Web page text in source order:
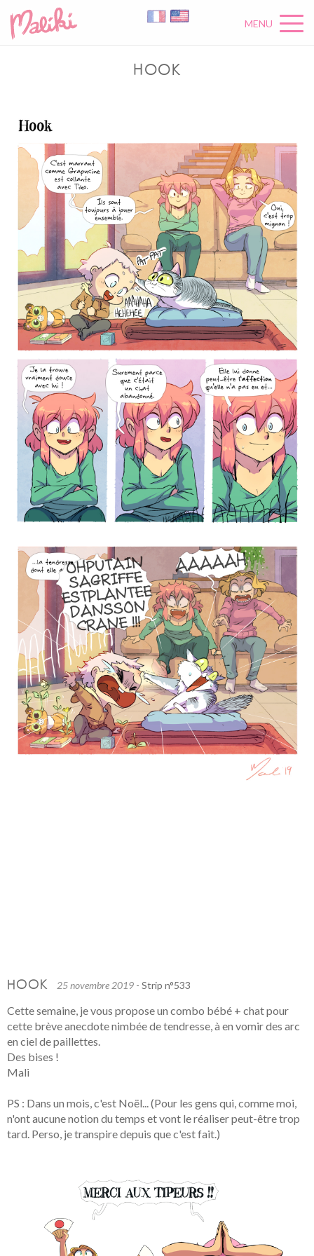
MENU
HOOK
HOOK 25 novembre 2019 - Strip n°533
Cette semaine, je vous propose un combo bébé + chat pour
cette brève anecdote nimbée de tendresse, à en vomir des arc
en ciel de paillettes.
Des bises !
Mali
PS : Dans un mois, c'est Noël... (Pour les gens qui, comme moi,
n'ont aucune notion du temps et vont le réaliser peut-être trop
tard. Perso, je transpire depuis que c'est fait.)